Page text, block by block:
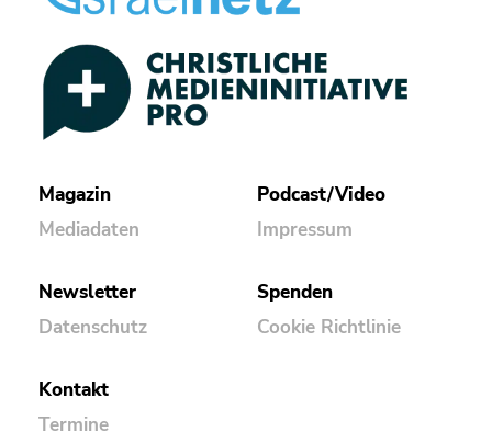
Magazin
Mediadaten
Podcast/Video
Impressum
Newsletter
Datenschutz
Spenden
Cookie Richtlinie
Kontakt
Termine